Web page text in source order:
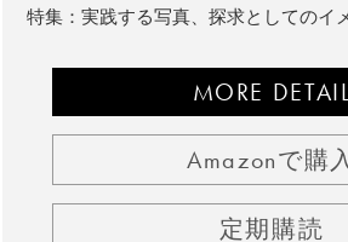
特集：実践する写真、探求としてのイ
MORE DETAIL
Amazonで購
定期購読